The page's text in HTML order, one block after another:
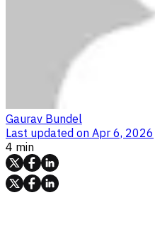
Gaurav Bundel
Last updated on Apr 6, 2026
4 min